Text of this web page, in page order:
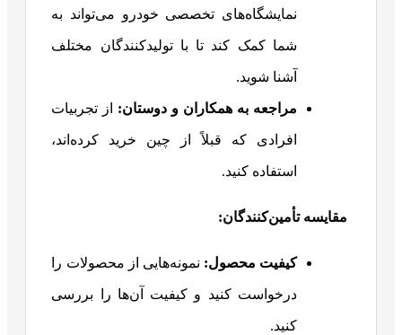
نمایشگاه‌های تخصصی خودرو می‌تواند به
شما کمک کند تا با تولیدکنندگان مختلف
آشنا شوید.
مراجعه به همکاران و دوستان: از تجربیات
افرادی که قبلاً از چین خرید کرده‌اند،
استفاده کنید.
مقایسه تأمین‌کنندگان:
کیفیت محصول: نمونه‌هایی از محصولات را
درخواست کنید و کیفیت آن‌ها را بررسی
کنید.